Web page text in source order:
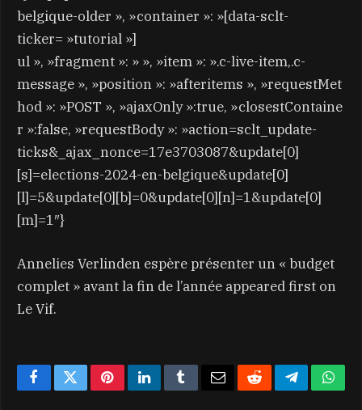
belgique-older », »container »: »[data-sclt-
ticker= »tutorial »]
ul », »fragment »: » », »item »: ».c-live-item,.c-
message », »position »: »afteritems », »requestMet
hod »: »POST », »ajaxOnly »:true, »closestContaine
r »:false, »requestBody »: »action=sclt_update-
ticks&_ajax_nonce=17e3703087&update[0]
[s]=elections-2024-en-belgique&update[0]
[l]=5&update[0][b]=0&update[0][n]=1&update[0]
[m]=1″}
Annelies Verlinden espère présenter un « budget
complet » avant la fin de l’année appeared first on
Le Vif.
FacebookTwitterPinterestLinkedInTumblr EmailRedditTelegram